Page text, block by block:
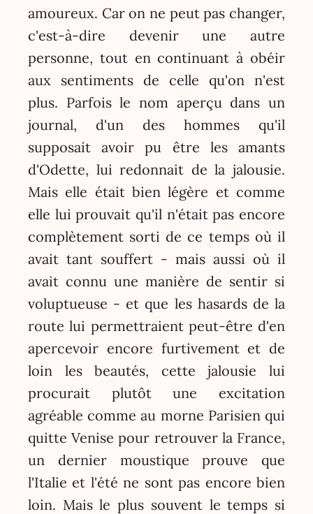
amoureux. Car on ne peut pas changer,
c'est-à-dire devenir une autre
personne, tout en continuant à obéir
aux sentiments de celle qu'on n'est
plus. Parfois le nom aperçu dans un
journal, d'un des hommes qu'il
supposait avoir pu être les amants
d'Odette, lui redonnait de la jalousie.
Mais elle était bien légère et comme
elle lui prouvait qu'il n'était pas encore
complètement sorti de ce temps où il
avait tant souffert - mais aussi où il
avait connu une manière de sentir si
voluptueuse - et que les hasards de la
route lui permettraient peut-être d'en
apercevoir encore furtivement et de
loin les beautés, cette jalousie lui
procurait plutôt une excitation
agréable comme au morne Parisien qui
quitte Venise pour retrouver la France,
un dernier moustique prouve que
l'Italie et l'été ne sont pas encore bien
loin. Mais le plus souvent le temps si